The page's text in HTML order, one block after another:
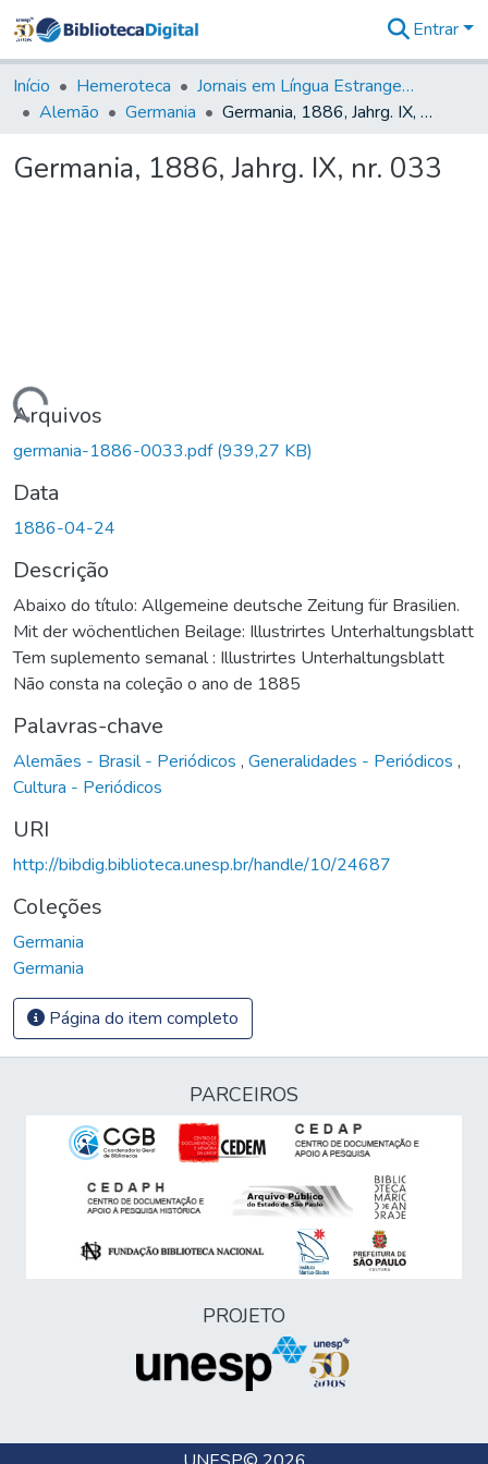
&
Coleções
Tudo na
Digital
Entrar
Início Hemeroteca
Jornais em Língua Estrangeira
Alemão
Germania Germania, 1886, Jahrg. IX, nr. 033
Germania, 1886, Jahrg. IX, nr. 033
Carregando...
Arquivos
germania-1886-0033.pdf(939,27 KB)
Data
1886-04-24
Descrição
Abaixo do título: Allgemeine deutsche Zeitung für Brasilien.
Mit der wöchentlichen Beilage: Illustrirtes Unterhaltungsblatt
Tem suplemento semanal : Illustrirtes Unterhaltungsblatt
Não consta na coleção o ano de 1885
Palavras-chave
Alemães - Brasil - Periódicos , Generalidades - Periódicos ,
Cultura - Periódicos
URI
http://bibdig.biblioteca.unesp.br/handle/10/24687
Coleções
Germania
Germania
Página do item completo
PARCEIROS
PROJETO